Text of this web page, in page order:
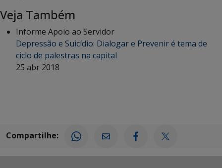
Veja Também
Informe Apoio ao Servidor
Depressão e Suicídio: Dialogar e Prevenir é tema de
ciclo de palestras na capital
25 abr 2018
Compartilhe: